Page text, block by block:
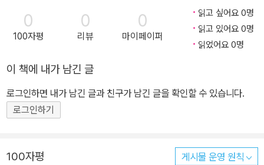
반향을 일으켰다. 영어가 모어인 미국인 학자가 처음부터 끝까지 직
접 한국어로 인문교양서를 집필했다는 점에서 뜨거운 관심을 받았다.
그뒤로도 줄곧 한국어로 여러 권의 책을 집필함으로써 그런 사실이
공지능의 출현으로 언어의 경계가 새로운 단계로 접어든 이 시대, 그
는 여러 언어 사용자라는 세간의 주목을 넘어 인문학자로서 인공지능
을 적극적으로 활용하는 동시에 그것이 채울 수 없는 본질을 탐색하
응용언어학 석사 과정을, 아일랜드 트리니티 칼리지 더블린에서 응용
는 건물이나 그 시대를 보여주는 지역의 역사적 경관은 각별한 관심
의 대상이 되었다. 그러면서 오늘날 우리가 흔히 접하는 역사적 경관
의 보존 노력이 도시들마다 펼쳐지기 시작했다. 본격화한 정도가 도
다. 이런 역사적 경관을 세계 주요 도시들이 어떻게 대해왔는지, 보존
의 배경으로는 어떤 맥락이 작동했는지 호기심이 생겼다. 호기심을
따라가보니 거기에는 권력자들의 정통성 획득부터 애국주의와 애향
심의 고취, 시민정신의 구현까지 다양한 목적과 의도가 배어 있다는
지 더 깊이 이해할 수 있었다.”_로버트 파우저, 본문 중에서 한국 사회
0
100자평
0
리뷰
0
마이페이퍼
읽고 싶어요 0명
읽고 있어요 0명
읽었어요 0명
이 책에 내가 남긴 글
로그인하면 내가 남긴 글과 친구가 남긴 글을 확인할 수 있습니다.
로그인하기
100자평 게시물 운영 원칙